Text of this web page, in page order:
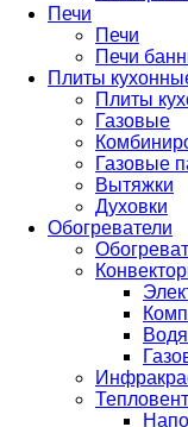
Печи
Печи
Печи
Плиты
Плиты
Газовые
Газовые
Вытяжки
Духовки
Обогреватели